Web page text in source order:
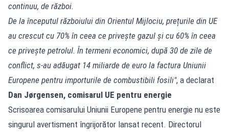
continuu, de război.
De la începutul războiului din Orientul Mijlociu, prețurile din UE
au crescut cu 70% în ceea ce privește gazul și cu 60% în ceea
ce privește petrolul. În termeni economici, după 30 de zile de
conflict, s-au adăugat 14 miliarde de euro la factura Uniunii
Europene pentru importurile de combustibili fosili", a declarat
Dan Jørgensen, comisarul UE pentru energie
Scrisoarea comisarului Uniunii Europene pentru energie nu este
singurul avertisment îngrijorător lansat recent. Directorul